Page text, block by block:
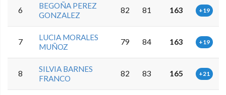
6
BEGOÑA PEREZ
GONZALEZ
82 81 163 +19
7
LUCIA MORALES
MUÑOZ
79 84 163 +19
8
SILVIA BARNES
FRANCO
82 83 165 +21